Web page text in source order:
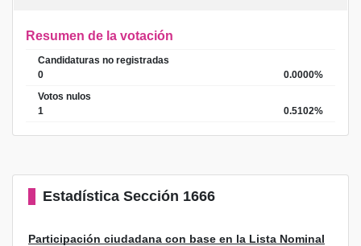
Resumen de la votación
Candidaturas no registradas
0
0.0000%
Votos nulos
1
0.5102%
Estadística Sección 1666
Participación ciudadana con base en la Lista Nominal